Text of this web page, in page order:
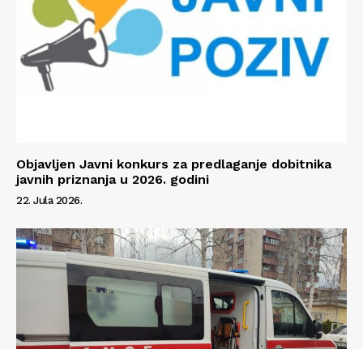
O nama
Kontakt
Impressum
Objavljen Javni konkurs za predlaganje dobitnika
javnih priznanja u 2026. godini
22. Jula 2026.